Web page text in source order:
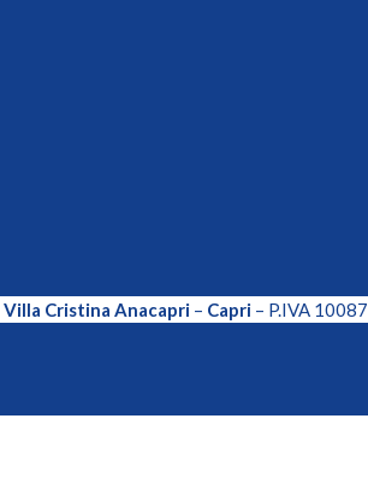
Cristina Anacapri– Capri– P.IVA